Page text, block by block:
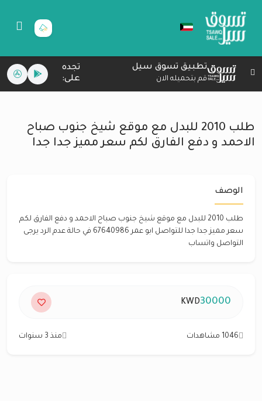
تطبيق تسوق سيل
قم بتحميله الان
تجده
على:
طلب 2010 للبدل مع موقع شيخ جنوب صباح
الاحمد و دفع الفارق لكم سعر مميز جدا جدا
الوصف
طلب 2010 للبدل مع موقع شيخ جنوب صباح الاحمد و دفع الفارق لكم
سعر مميز جدا جدا للتواصل ابو عمر 67640986 في حالة عدم الرد يرجى
التواصل واتساب
30000
KWD
1046 مشاهدات منذ 3 سنوات